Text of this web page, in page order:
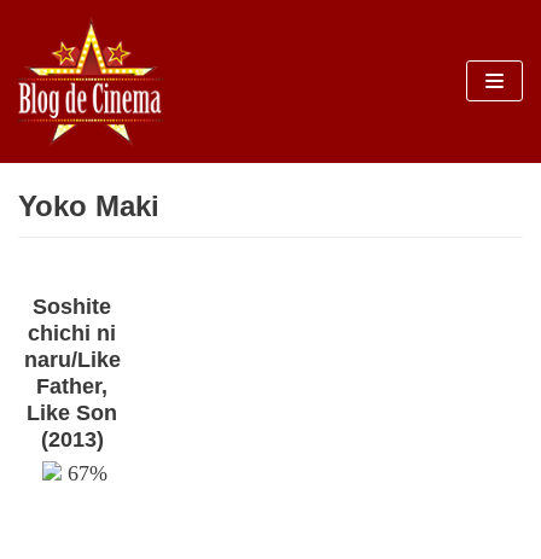
Sari
la
conținut
Yoko Maki
Soshite
chichi ni
naru/Like
Father,
Like Son
(2013)
67%